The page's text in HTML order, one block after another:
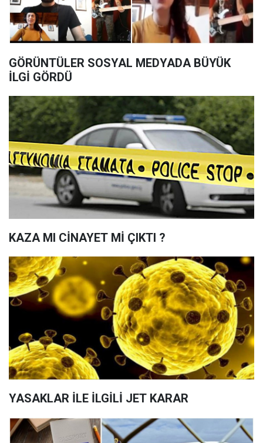
GÖRÜNTÜLER SOSYAL MEDYADA BÜYÜK
İLGİ GÖRDÜ
KAZA MI CİNAYET Mİ ÇIKTI ?
YASAKLAR İLE İLGİLİ JET KARAR